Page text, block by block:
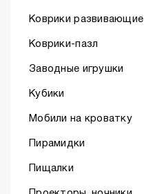
Коврики развивающие
Коврики-пазл
Заводные игрушки
Кубики
Мобили на кроватку
Пирамидки
Пищалки